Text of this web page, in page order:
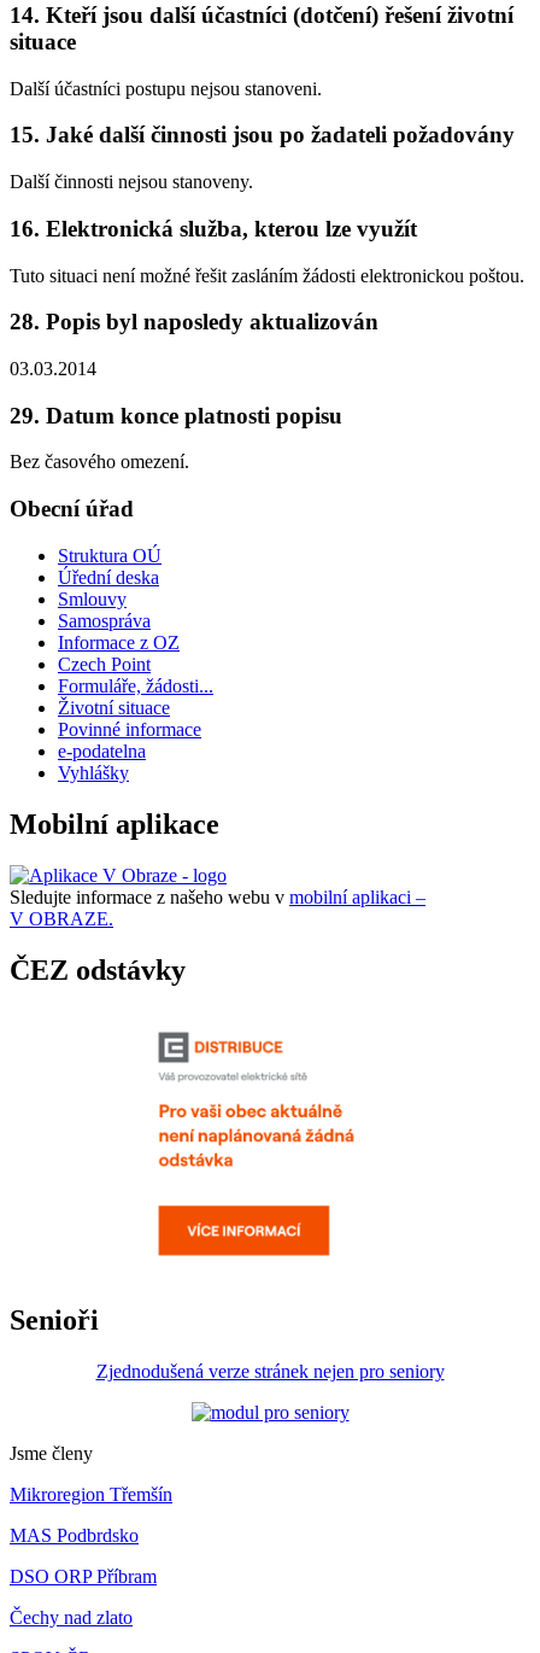
14. Kteří jsou další účastníci (dotčení) řešení životní
situace
Další účastníci postupu nejsou stanoveni.
15. Jaké další činnosti jsou po žadateli požadovány
Další činnosti nejsou stanoveny.
16. Elektronická služba, kterou lze využít
Tuto situaci není možné řešit zasláním žádosti elektronickou poštou.
28. Popis byl naposledy aktualizován
03.03.2014
29. Datum konce platnosti popisu
Bez časového omezení.
Obecní úřad
Struktura OÚ
Úřední deska
Smlouvy
Samospráva
Informace z OZ
Czech Point
Formuláře, žádosti...
Životní situace
Povinné informace
e-podatelna
Vyhlášky
Mobilní aplikace
Sledujte informace z našeho webu v mobilní aplikaci –
V OBRAZE.
ČEZ odstávky
Senioři
Zjednodušená verze stránek nejen pro seniory
Jsme členy
Mikroregion Třemšín
MAS Podbrdsko
DSO ORP Příbram
Čechy nad zlato